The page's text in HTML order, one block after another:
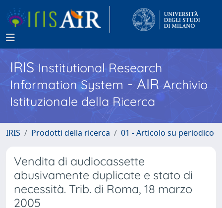
IRISInstitutional Research
Information System - AIR Archivio
Istituzionale della Ricerca
IRIS Prodotti della ricerca 01 - Articolo su periodico
Vendita di audiocassette
abusivamente duplicate e stato di
necessità. Trib. di Roma, 18 marzo
2005